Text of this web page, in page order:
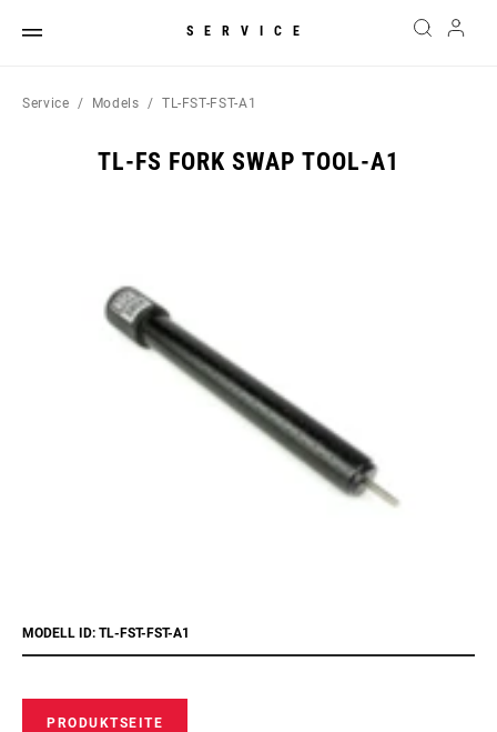
SERVICE
Service Models TL-FST-FST-A1
TL-FS FORK SWAP TOOL-A1
MODELL ID: TL-FST-FST-A1
PRODUKTSEITE